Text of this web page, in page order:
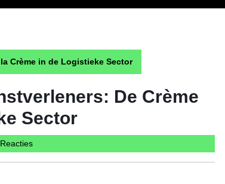
Crème in de Logistieke Sector
De Crème
Sector